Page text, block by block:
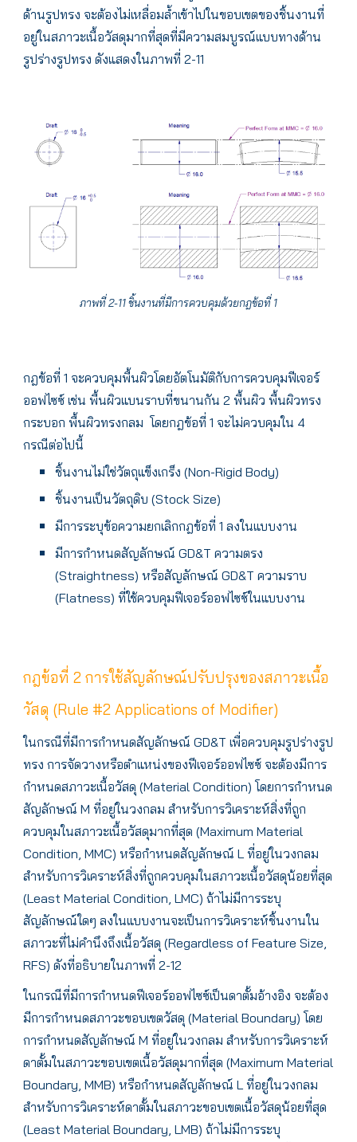
ด้านรูปทรง จะต้องไม่เหลื่อมล้ำเข้าไปในขอบเขตของชิ้นงานที่
อยู่ในสภาวะเนื้อวัสดุมากที่สุดที่มีความสมบูรณ์แบบทางด้าน
รูปร่างรูปทรง ดังแสดงในภาพที่ 2-11
ภาพที่ 2-11 ชิ้นงานที่มีการควบคุมด้วยกฎข้อที่ 1
กฎข้อที่ 1 จะควบคุมพื้นผิวโดยอัตโนมัติกับการควบคุมฟีเจอร์
ออฟไซซ์ เช่น พื้นผิวแบนราบที่ขนานกัน 2 พื้นผิว พื้นผิวทรง
กระบอก พื้นผิวทรงกลม โดยกฎข้อที่ 1 จะไม่ควบคุมใน 4
กรณีต่อไปนี้
ชิ้นงานไม่ใช่วัตถุแข็งเกร็ง (Non-Rigid Body)
ชิ้นงานเป็นวัตถุดิบ (Stock Size)
มีการระบุข้อความยกเลิกกฎข้อที่ 1 ลงในแบบงาน
มีการกำหนดสัญลักษณ์ GD&T ความตรง
(Straightness) หรือสัญลักษณ์ GD&T ความราบ
(Flatness) ที่ใช้ควบคุมฟีเจอร์ออฟไซซ์ในแบบงาน
กฎข้อที่ 2 การใช้สัญลักษณ์ปรับปรุงของสภาวะเนื้อ
วัสดุ (Rule #2 Applications of Modifier)
ในกรณีที่มีการกำหนดสัญลักษณ์ GD&T เพื่อควบคุมรูปร่างรูป
ทรง การจัดวางหรือตำแหน่งของฟีเจอร์ออฟไซซ์ จะต้องมีการ
กำหนดสภาวะเนื้อวัสดุ (Material Condition) โดยการกำหนด
สัญลักษณ์ M ที่อยู่ในวงกลม สำหรับการวิเคราะห์สิ่งที่ถูก
ควบคุมในสภาวะเนื้อวัสดุมากที่สุด (Maximum Material
Condition, MMC) หรือกำหนดสัญลักษณ์ L ที่อยู่ในวงกลม
สำหรับการวิเคราะห์สิ่งที่ถูกควบคุมในสภาวะเนื้อวัสดุน้อยที่สุด
(Least Material Condition, LMC) ถ้าไม่มีการระบุ
สัญลักษณ์ใดๆ ลงในแบบงานจะเป็นการวิเคราะห์ชิ้นงานใน
สภาวะที่ไม่คำนึงถึงเนื้อวัสดุ (Regardless of Feature Size,
RFS) ดังที่อธิบายในภาพที่ 2-12
ในกรณีที่มีการกำหนดฟีเจอร์ออฟไซซ์เป็นดาตั้มอ้างอิง จะต้อง
มีการกำหนดสภาวะขอบเขตวัสดุ (Material Boundary) โดย
การกำหนดสัญลักษณ์ M ที่อยู่ในวงกลม สำหรับการวิเคราะห์
ดาตั้มในสภาวะขอบเขตเนื้อวัสดุมากที่สุด (Maximum Material
Boundary, MMB) หรือกำหนดสัญลักษณ์ L ที่อยู่ในวงกลม
สำหรับการวิเคราะห์ดาตั้มในสภาวะขอบเขตเนื้อวัสดุน้อยที่สุด
(Least Material Boundary, LMB) ถ้าไม่มีการระบุ